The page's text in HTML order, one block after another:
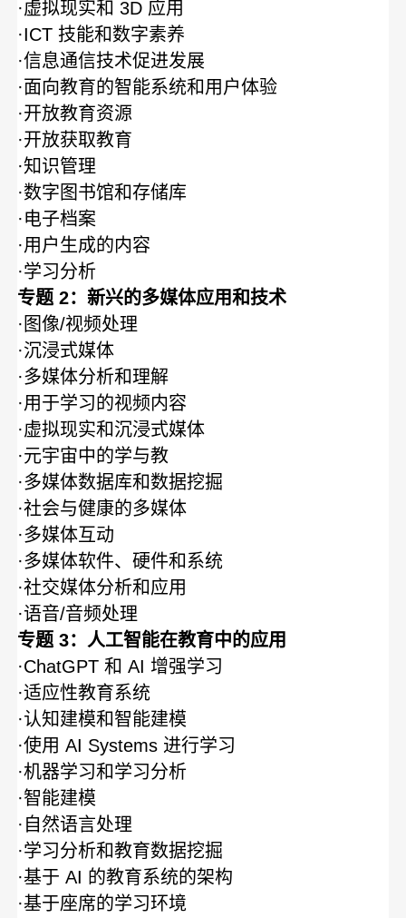
·虚拟现实和 3D 应用
·ICT 技能和数字素养
·信息通信技术促进发展
·面向教育的智能系统和用户体验
·开放教育资源
·开放获取教育
·知识管理
·数字图书馆和存储库
·电子档案
·用户生成的内容
·学习分析
专题 2：新兴的多媒体应用和技术
·图像/视频处理
·沉浸式媒体
·多媒体分析和理解
·用于学习的视频内容
·虚拟现实和沉浸式媒体
·元宇宙中的学与教
·多媒体数据库和数据挖掘
·社会与健康的多媒体
·多媒体互动
·多媒体软件、硬件和系统
·社交媒体分析和应用
·语音/音频处理
专题 3：人工智能在教育中的应用
·ChatGPT 和 AI 增强学习
·适应性教育系统
·认知建模和智能建模
·使用 AI Systems 进行学习
·机器学习和学习分析
·智能建模
·自然语言处理
·学习分析和教育数据挖掘
·基于 AI 的教育系统的架构
·基于座席的学习环境